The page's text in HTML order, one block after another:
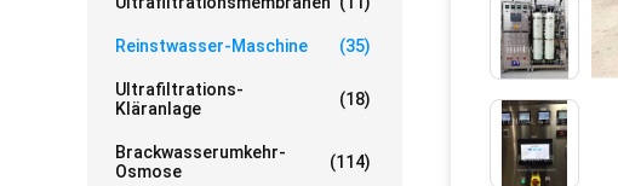
Reinstwasser-Maschine (35)
Ultrafiltrations-
Kläranlage
(18)
Brackwasserumkehr-
Osmose
(114)